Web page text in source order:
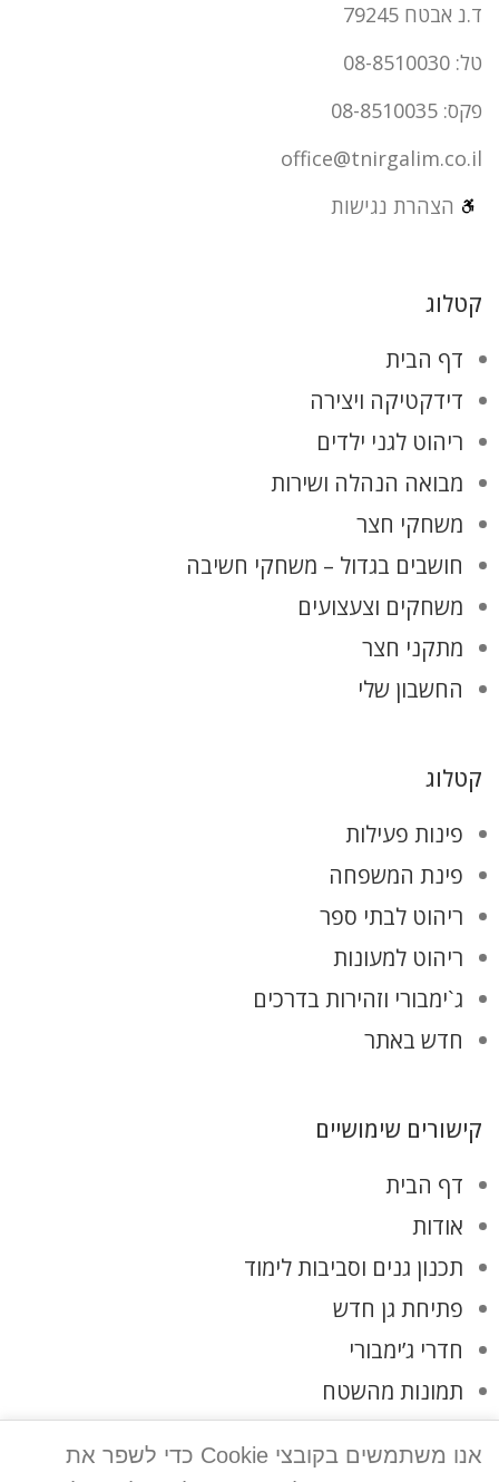
ד.נ אבטח 79245
טל: 08-8510030
פקס: 08-8510035
office@tnirgalim.co.il
הצהרת נגישות
קטלוג
דף הבית
דידקטיקה ויצירה
ריהוט לגני ילדים
מבואה הנהלה ושירות
משחקי חצר
חושבים בגדול – משחקי חשיבה
משחקים וצעצועים
מתקני חצר
החשבון שלי
קטלוג
פינות פעילות
פינת המשפחה
ריהוט לבתי ספר
ריהוט למעונות
ג`ימבורי וזהירות בדרכים
חדש באתר
קישורים שימושיים
דף הבית
אודות
תכנון גנים וסביבות לימוד
פתיחת גן חדש
חדרי ג’ימבורי
תמונות מהשטח
אנו משתמשים בקובצי Cookie כדי לשפר את